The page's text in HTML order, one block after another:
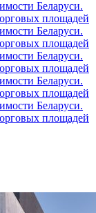
Беларуси.
площадей
Беларуси.
площадей
Беларуси.
площадей
Беларуси.
площадей
Беларуси.
площадей